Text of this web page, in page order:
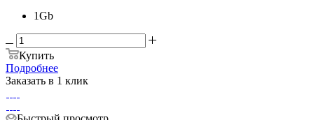
1Gb
Купить
Подробнее
Заказать в 1 клик